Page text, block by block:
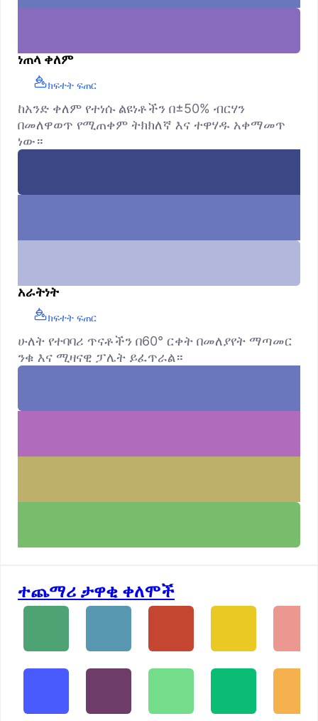
ነጠላ ቀለም
ክፍተት ፍጠር
ከአንድ ቀለም የተነሱ ልዩነቶችን በ±50% ብርሃን
በመለዋወጥ የሚጠቀም ትክክለኛ እና ተዋሃዱ አቀማመጥ
ነው።
አራትነት
ክፍተት ፍጠር
ሁለት የተባባሪ ጥናቶችን በ60° ርቀት በመለያየት ማጣመር
ንቁ እና ሚዛናዊ ፓሌት ይፈጥራል።
ተጨማሪ ታዋቂ ቀለሞች